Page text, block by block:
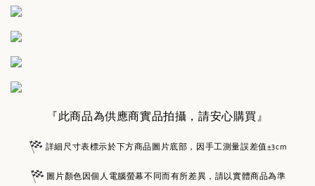
『此商品為供應商實品拍攝，請安心購買』
詳細尺寸表標示於下方商品圖片底部，因手工測量誤差值±3cm
圖片顏色因個人電腦螢幕不同而有所差異，請以實體商品為準